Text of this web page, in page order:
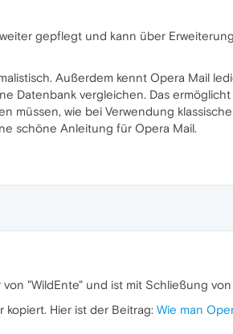
gepflegt und kann über
Außerdem kennt Opera Mail
Datenbank vergleichen. Das
müssen, wie bei Verwendung
schöne Anleitung für Opera Mail.
von "WildEnte" und ist mit Schließung
kopiert. Hier ist der Beitrag: Wie man